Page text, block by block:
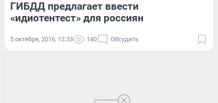
ГИБДД предлагает ввести
«идиотентест» для россиян
5 октября, 2016, 12:33 140 Обсудить